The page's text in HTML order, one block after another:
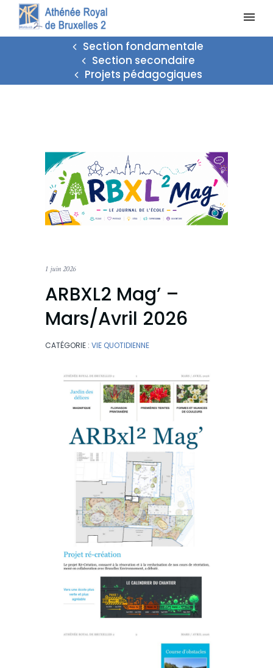
Section fondamentale
Section secondaire
Projets pédagogiques
1 juin 2026
ARBXL2 Mag’ –
Mars/Avril 2026
CATÉGORIE : VIE QUOTIDIENNE